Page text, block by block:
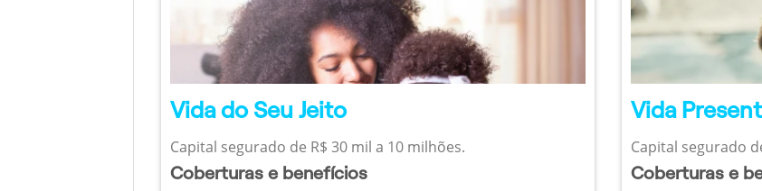
Vida do Seu Jeito
Capital segurado de R$ 30 mil a 10 milhões.
Coberturas e benefícios
Vida
Capital segurado
Coberturas e